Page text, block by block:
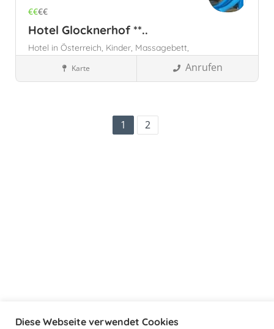
€€€€
Hotel Glocknerhof **..
Hotel in Österreich, Kinder, Massagebett,
Wellnesshotels Kärnten, Österreich
Karte Anrufen
1 2
Diese Webseite verwendet Cookies